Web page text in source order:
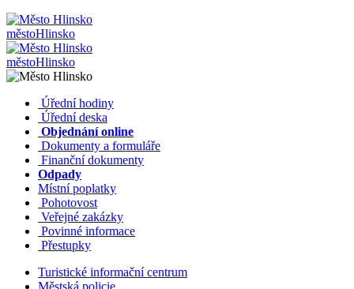
městoHlinsko
městoHlinsko
Úřední hodiny
Úřední deska
Objednání online
Dokumenty a formuláře
Finanční dokumenty
Odpady
Místní poplatky
Pohotovost
Veřejné zakázky
Povinné informace
Přestupky
Turistické informační centrum
Městská policie